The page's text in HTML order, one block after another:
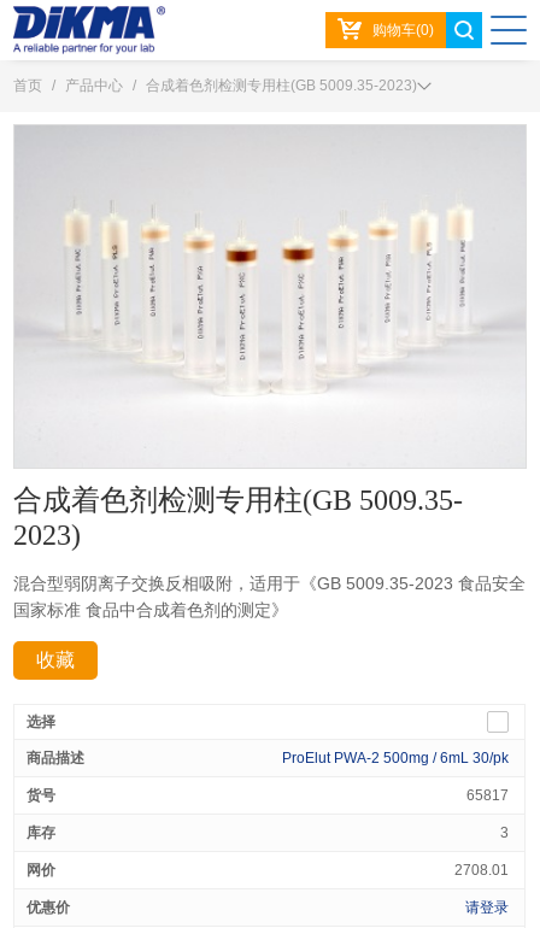
购物车(0)
首页 / 产品中心 / 合成着色剂检测专用柱(GB 5009.35-2023)
合成着色剂检测专用柱(GB 5009.35-
2023)
混合型弱阴离子交换反相吸附，适用于《GB 5009.35-2023 食品安全
国家标准 食品中合成着色剂的测定》
收藏
ProElut PWA-2 500mg / 6mL 30/pk
65817
3
2708.01
请登录